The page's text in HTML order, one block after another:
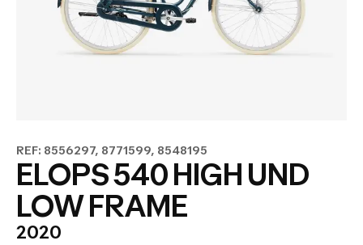
REF: 8556297, 8771599, 8548195
ELOPS 540 HIGH UND
LOW FRAME
2020